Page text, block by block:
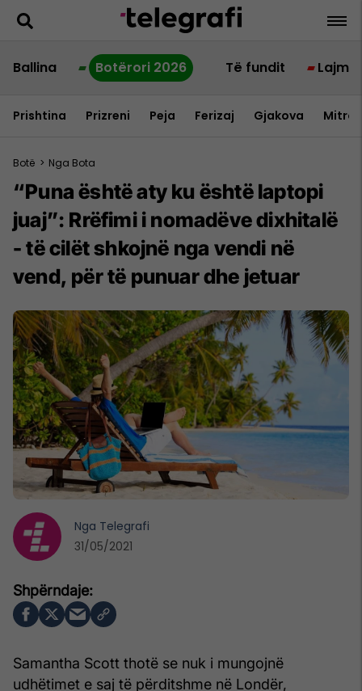
Ballina Botërori 2026 Të fundit Lajme
Prishtina Prizreni Peja Ferizaj Gjakova
Botë > Nga Bota
“Puna është aty ku është laptopi
juaj”: Rrëfimi i nomadëve dixhitalë
- të cilët shkojnë nga vendi në
vend, për të punuar dhe jetuar
Samantha Scott thotë se nuk i mungojnë
udhëtimet e saj të përditshme në Londër,
Nga Telegrafi
31/05/2021